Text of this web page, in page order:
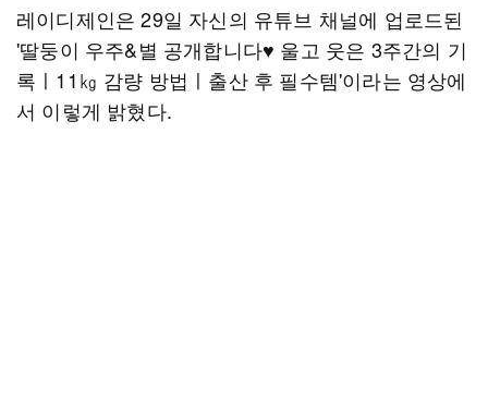
레이디제인은 29일 자신의 유튜브 채널에 업로드된
'딸둥이 우주&별 공개합니다♥ 울고 웃은 3주간의 기
록ㅣ11㎏ 감량 방법ㅣ출산 후 필수템'이라는 영상에
서 이렇게 밝혔다.